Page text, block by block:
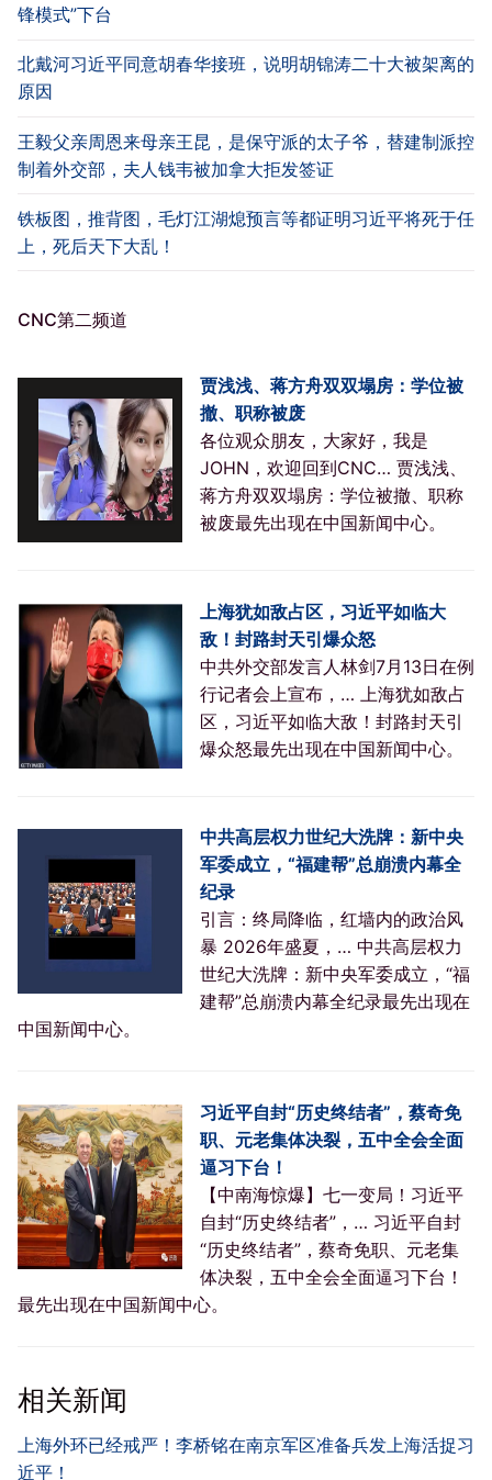
锋模式”下台
北戴河习近平同意胡春华接班，说明胡锦涛二十大被架离的
原因
王毅父亲周恩来母亲王昆，是保守派的太子爷，替建制派控
制着外交部，夫人钱韦被加拿大拒发签证
铁板图，推背图，毛灯江湖熄预言等都证明习近平将死于任
上，死后天下大乱！
CNC第二频道
贾浅浅、蒋方舟双双塌房：学位被
撤、职称被废
各位观众朋友，大家好，我是
JOHN，欢迎回到CNC… 贾浅浅、
蒋方舟双双塌房：学位被撤、职称
被废最先出现在中国新闻中心。
上海犹如敌占区，习近平如临大
敌！封路封天引爆众怒
中共外交部发言人林剑7月13日在例
行记者会上宣布，… 上海犹如敌占
区，习近平如临大敌！封路封天引
爆众怒最先出现在中国新闻中心。
中共高层权力世纪大洗牌：新中央
军委成立，“福建帮”总崩溃内幕全
纪录
引言：终局降临，红墙内的政治风
暴 2026年盛夏，… 中共高层权力
世纪大洗牌：新中央军委成立，“福
建帮”总崩溃内幕全纪录最先出现在
中国新闻中心。
习近平自封“历史终结者”，蔡奇免
职、元老集体决裂，五中全会全面
逼习下台！
【中南海惊爆】七一变局！习近平
自封“历史终结者”，… 习近平自封
“历史终结者”，蔡奇免职、元老集
体决裂，五中全会全面逼习下台！
最先出现在中国新闻中心。
相关新闻
上海外环已经戒严！李桥铭在南京军区准备兵发上海活捉习
近平！